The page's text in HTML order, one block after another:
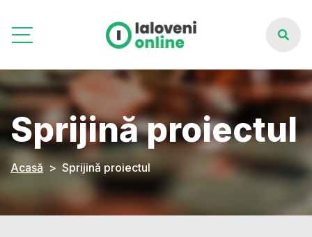
Sprijină proiectul
Acasă Sprijină proiectul